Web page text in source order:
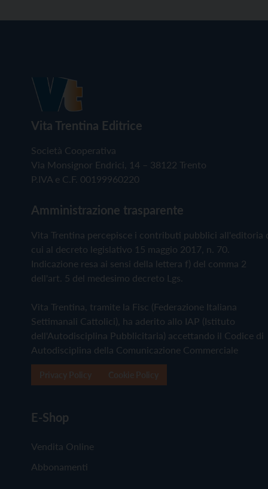
Vita Trentina Editrice
Società Cooperativa
Via Monsignor Endrici, 14 – 38122 Trento
P.IVA e C.F. 00199960220
Amministrazione trasparente
Vita Trentina percepisce i contributi pubblici all'editoria
cui al decreto legislativo 15 maggio 2017, n. 70.
Indicazione resa ai sensi della lettera f) del comma 2
dell'art. 5 del medesimo decreto Lgs.
Vita Trentina, tramite la Fisc (Federazione Italiana
Settimanali Cattolici), ha aderito allo IAP (Istituto
dell'Autodisciplina Pubblicitaria) accettando il Codice di
Autodisciplina della Comunicazione Commerciale
E-Shop
Vendita Online
Abbonamenti